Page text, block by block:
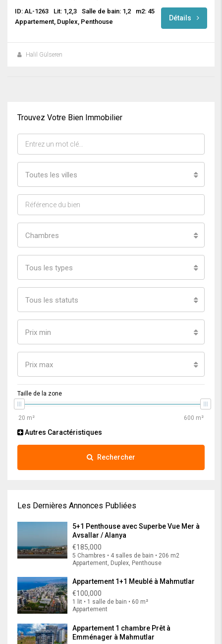
ID: AL-1263 Lit: 1,2,3 Salle de bain: 1,2
m2: 45
Appartement, Duplex, Penthouse
Détails
Halil Gülseren
Trouvez Votre Bien Immobilier
Toutes les villes
Chambres
Tous les types
Tous les statuts
Prix min
Prix max
Taille de la zone
Autres Caractéristiques
Rechercher
Les Dernières Annonces Publiées
5+1 Penthouse avec Superbe Vue Mer à
Avsallar / Alanya
€185,000
5 Chambres • 4 salles de bain • 206 m2
Appartement, Duplex, Penthouse
Appartement 1+1 Meublé à Mahmutlar
€100,000
1 lit • 1 salle de bain • 60 m²
Appartement
Appartement 1 chambre Prêt à
Emménager à Mahmutlar